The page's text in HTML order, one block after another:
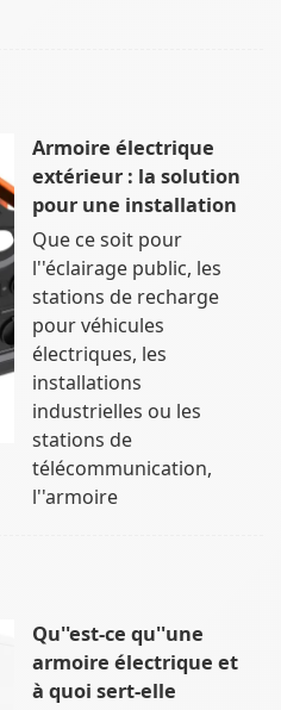
Armoire électrique
extérieur : la solution
pour une installation
Que ce soit pour
l''éclairage public, les
stations de recharge
pour véhicules
électriques, les
installations
industrielles ou les
stations de
télécommunication,
l''armoire
Qu''est-ce qu''une
armoire électrique et
à quoi sert-elle